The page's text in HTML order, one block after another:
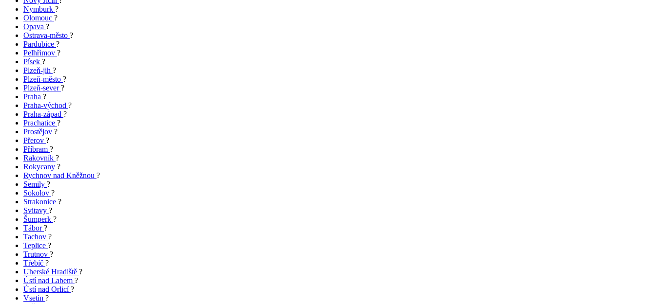
Nymburk ?
Olomouc ?
Opava ?
Ostrava-město ?
Pardubice ?
Pelhřimov ?
Písek ?
Plzeň-jih ?
Plzeň-město ?
Plzeň-sever?
Praha ?
Praha-východ ?
Praha-západ ?
Prachatice ?
Prostějov ?
Přerov ?
Příbram ?
Rakovník ?
Rokycany ?
Rychnov nad Kněžnou ?
Semily ?
Sokolov ?
Strakonice ?
Svitavy ?
Šumperk ?
Tábor?
Tachov ?
Teplice ?
Trutnov ?
Třebíč ?
Uherské Hradiště ?
Ústí nad Labem ?
Ústí nad Orlicí?
Vsetín ?